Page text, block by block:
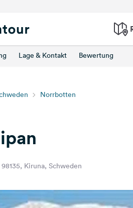
Lage & Kontakt Bewertung
Norrbotten
Kiruna, Schweden